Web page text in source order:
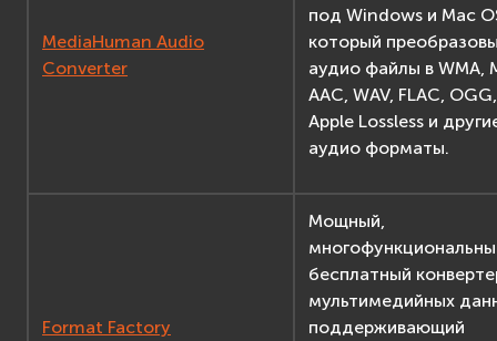
MediaHuman Audio
Converter
под Windows и Mac
который
аудио файлы в WMA,
AAC, WAV, FLAC,
Apple Lossless и
аудио форматы.
Format Factory
Мощный,
бесплатный
мультимедийных
поддерживающий